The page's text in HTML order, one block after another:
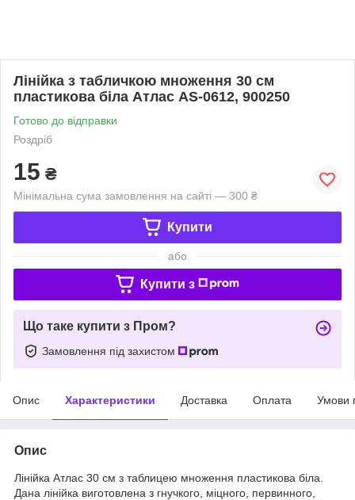
Лінійка з табличкою множення 30 см
пластикова біла Атлас AS-0612, 900250
Готово до відправки
Роздріб
15 ₴
Мінімальна сума замовлення на сайті — 300 ₴
Купити
або
Купити з
Що таке купити з Пром?
Замовлення під захистом
Опис Характеристики Доставка Оплата Умови
Опис
Лінійка Атлас 30 см з таблицею множення пластикова біла.
Дана лінійка виготовлена з гнучкого, міцного, первинного,